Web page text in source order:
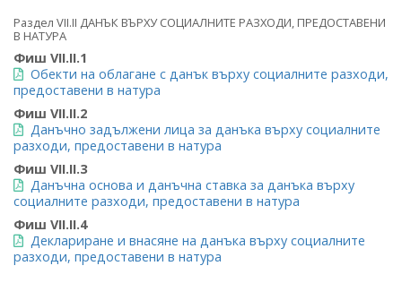
Раздел VII.II ДАНЪК ВЪРХУ СОЦИАЛНИТЕ РАЗХОДИ, ПРЕДОСТАВЕНИ
В НАТУРА
Фиш VII.II.1
Обекти на облагане с данък върху социалните разходи,
предоставени в натура
Фиш VII.II.2
Данъчно задължени лица за данъка върху социалните
разходи, предоставени в натура
Фиш VII.II.3
Данъчна основа и данъчна ставка за данъка върху
социалните разходи, предоставени в натура
Фиш VII.II.4
Деклариране и внасяне на данъка върху социалните
разходи, предоставени в натура